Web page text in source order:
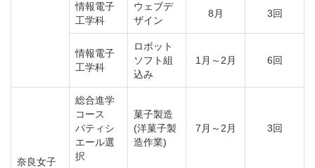
情報電子
工学科
ウェブデ
ザイン
8月 3回
情報電子
工学科
ロボット
ソフト組
込み
1月～2月 6回
奈良女子
総合進学
コース
パティシ
エール選
択
菓子製造
(洋菓子製
造作業)
7月～2月 3回